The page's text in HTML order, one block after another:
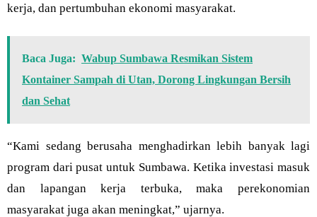
kerja, dan pertumbuhan ekonomi masyarakat.
Baca Juga: Wabup Sumbawa Resmikan Sistem
Kontainer Sampah di Utan, Dorong Lingkungan Bersih
dan Sehat
“Kami sedang berusaha menghadirkan lebih banyak lagi
program dari pusat untuk Sumbawa. Ketika investasi masuk
dan lapangan kerja terbuka, maka perekonomian
masyarakat juga akan meningkat,” ujarnya.